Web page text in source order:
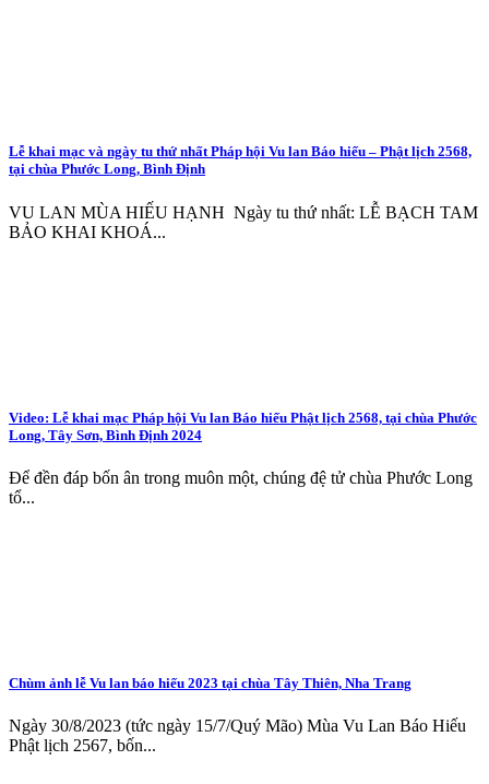
Lễ khai mạc và ngày tu thứ nhất Pháp hội Vu lan Báo hiếu – Phật lịch 2568,
tại chùa Phước Long, Bình Định
VU LAN MÙA HIẾU HẠNH Ngày tu thứ nhất: LỄ BẠCH TAM
BẢO KHAI KHOÁ...
Video: Lễ khai mạc Pháp hội Vu lan Báo hiếu Phật lịch 2568, tại chùa Phước
Long, Tây Sơn, Bình Định 2024
Để đền đáp bốn ân trong muôn một, chúng đệ tử chùa Phước Long
tổ...
Chùm ảnh lễ Vu lan báo hiếu 2023 tại chùa Tây Thiên, Nha Trang
Ngày 30/8/2023 (tức ngày 15/7/Quý Mão) Mùa Vu Lan Báo Hiếu
Phật lịch 2567, bốn...